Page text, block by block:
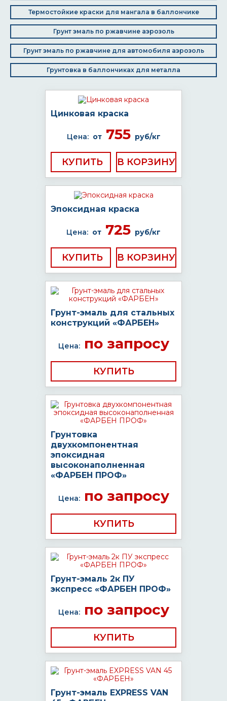
Термостойкие краски для мангала в баллончике
Грунт эмаль по ржавчине аэрозоль
Грунт эмаль по ржавчине для автомобиля аэрозоль
Грунтовка в баллончиках для металла
Цинковая краска
Цена: от755 руб/кг
КУПИТЬ
Эпоксидная краска
Цена: от 725 руб/кг
КУПИТЬ
Грунт-эмаль для стальных
конструкций «ФАРБЕН»
Цена:по запросу
КУПИТЬ
Грунтовка
двухкомпонентная
эпоксидная
высоконаполненная
«ФАРБЕН ПРОФ»
Цена:по запросу
КУПИТЬ
Грунт-эмаль 2к ПУ
экспресс «ФАРБЕН ПРОФ»
Цена:по запросу
КУПИТЬ
Грунт-эмаль EXPRESS VAN